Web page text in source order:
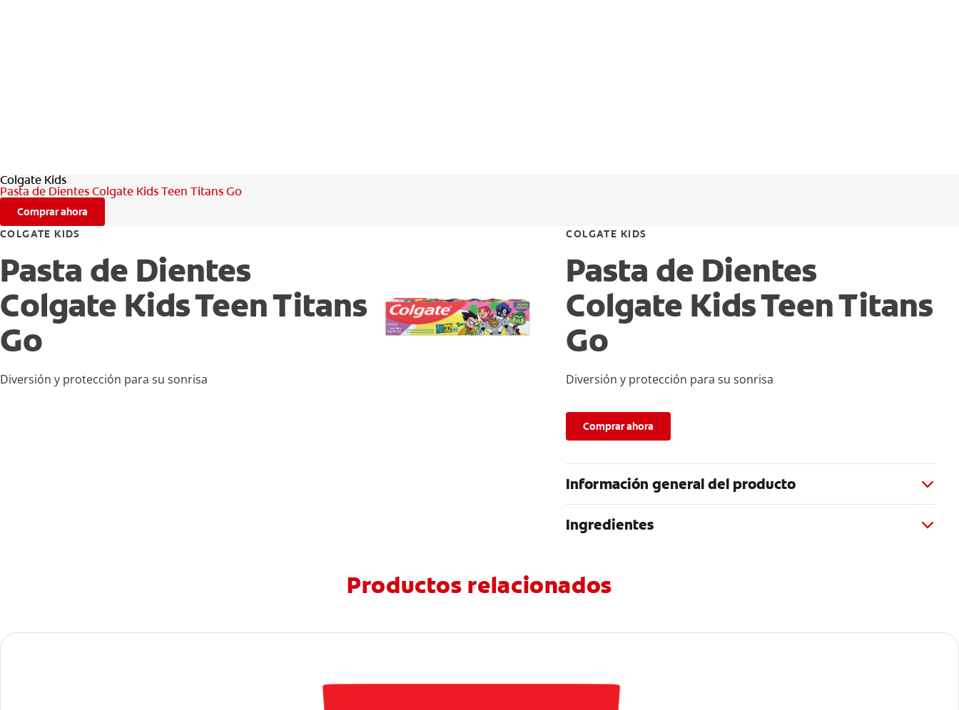
Colgate Kids
Pasta de Dientes Colgate Kids Teen Titans Go
Comprar ahora
COLGATE KIDS
Pasta de Dientes
Colgate Kids Teen Titans
Go
Diversión y protección para su sonrisa
COLGATE KIDS
Pasta de Dientes
Colgate Kids Teen Titans
Go
Diversión y protección para su sonrisa
Comprar ahora
Información general del producto
Ingredientes
Productos relacionados